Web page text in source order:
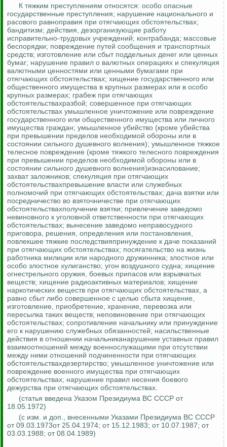
К тяжким преступлениям относятся: особо опасные
государственные преступления; нарушение национального и
расового равноправия при отягчающих обстоятельствах;
бандитизм; действия, дезорганизующие работу
исправительно-трудовых учреждений; контрабанда; массовые
беспорядки; повреждение путей сообщения и транспортных
средств; изготовление или сбыт поддельных денег или ценных
бумаг; нарушение правил о валютных операциях и спекуляция
валютными ценностями или ценными бумагами при
отягчающих обстоятельствах; хищение государственного или
общественного имущества в крупных размерах или в особо
крупных размерах; грабеж при отягчающих
обстоятельствахразбой; совершенное при отягчающих
обстоятельствах умышленное уничтожение или повреждение
государственного или общественного имущества или личного
имущества граждан; умышленное убийство (кроме убийства
при превышении пределов необходимой обороны или в
состоянии сильного душевного волнения); умышленное тяжкое
телесное повреждение (кроме тяжкого телесного повреждения
при превышении пределов необходимой обороны или в
состоянии сильного душевного волнения)изнасилование;
захват заложников; спекуляция при отягчающих
обстоятельствахпревышение власти или служебных
полномочий при отягчающих обстоятельствах; дача взятки или
посредничество во взяточничестве при отягчающих
обстоятельствахполучение взятки; привлечение заведомо
невиновного к уголовной ответственности при отягчающих
обстоятельствах; вынесение заведомо неправосудного
приговора, решения, определения или постановления,
повлекшее тяжкие последствияпринуждение к даче показаний
при отягчающих обстоятельствах; посягательство на жизнь
работника милиции или народного дружинника; злостное или
особо злостное хулиганство; угон воздушного судна; хищение
огнестрельного оружия, боевых припасов или взрывчатых
веществ; хищение радиоактивных материалов; хищение
наркотических веществ при отягчающих обстоятельствах, а
равно сбыт либо совершенное с целью сбыта хищение,
изготовление, приобретение, хранение, перевозка или
пересылка таких веществ; неповиновение при отягчающих
обстоятельствах; сопротивление начальнику или принуждение
его к нарушению служебных обязанностей; насильственные
действия в отношении начальниканарушение уставных правил
взаимоотношений между военнослужащими при отсутствии
между ними отношений подчиненности при отягчающих
обстоятельствахдезертирство; умышленное уничтожение или
повреждение военного имущества при отягчающих
обстоятельствах; нарушение правил несения боевого
дежурства при отягчающих обстоятельствах.
(статья введена Указом Президиума ВС СССР от
18.05.1972)
(с изм. и доп., внесенными Указами Президиума ВС СССР
от 09.03.1973от 25.04.1974; от 15.12.1983; от 10.07.1987; от
03.03.1988; от 08.04.1989)